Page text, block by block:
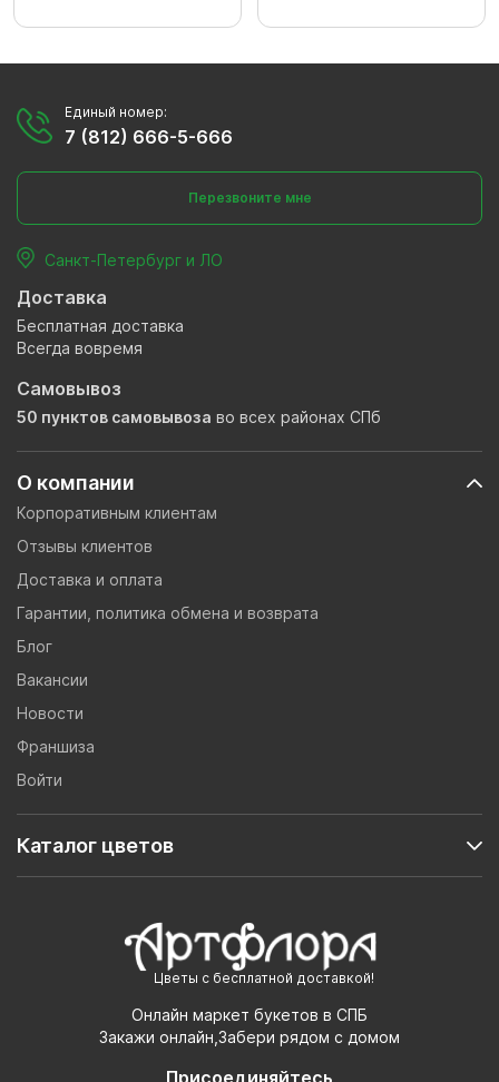
Цветы с бесплатной доставкой!
Онлайн маркет букетов в СПБ
Закажи онлайн,Забери рядом с домом
О компании
Корпоративным клиентам
Отзывы клиентов
Доставка и оплата
Гарантии, политика обмена и возврата
Блог
Вакансии
Новости
Франшиза
Войти
Каталог цветов
Единый номер:
7 (812) 666-5-666
Перезвоните мне
Санкт-Петербург и ЛО
Доставка
Бесплатная доставка
Всегда вовремя
Самовывоз
50 пунктов самовывоза во всех районах СПб